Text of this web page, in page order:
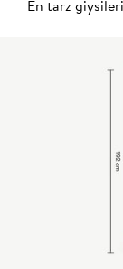
En tarz